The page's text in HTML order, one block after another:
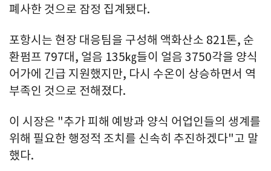
폐사한 것으로 잠정 집계됐다.
포항시는 현장 대응팀을 구성해 액화산소 821톤, 순
환펌프 797대, 얼음 135㎏들이 얼음 3750각을 양식
어가에 긴급 지원했지만, 다시 수온이 상승하면서 역
부족인 것으로 전해졌다.
이 시장은 "추가 피해 예방과 양식 어업인들의 생계를
위해 필요한 행정적 조치를 신속히 추진하겠다"고 말
했다.